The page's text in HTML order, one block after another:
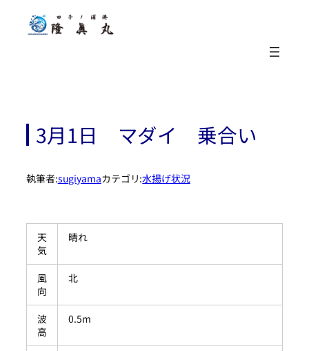
3月1日 マダイ 乗合い
執筆者:sugiyamaカテゴリ:水揚げ状況
天
気
晴れ
風
向
北
波
高
0.5m